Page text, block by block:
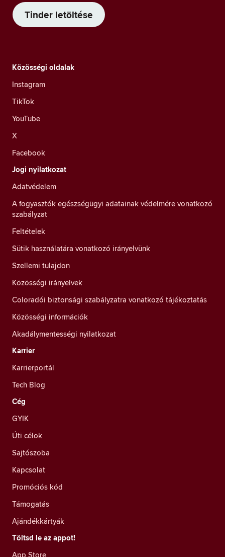
Tinder letöltése
Közösségi oldalak
Instagram
TikTok
YouTube
X
Facebook
Jogi nyilatkozat
Adatvédelem
A fogyasztók egészségügyi adatainak védelmére vonatkozó
szabályzat
Feltételek
Sütik használatára vonatkozó irányelvünk
Szellemi tulajdon
Közösségi irányelvek
Coloradói biztonsági szabályzatra vonatkozó tájékoztatás
Közösségi információk
Akadálymentességi nyilatkozat
Karrier
Karrierportál
Tech Blog
Cég
GYIK
Úti célok
Sajtószoba
Kapcsolat
Promóciós kód
Támogatás
Ajándékkártyák
Töltsd le az appot!
App Store